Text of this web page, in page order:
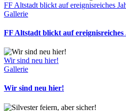
FF Altstadt blickt auf ereignisreiches
Gallerie
FF Altstadt blickt auf
Wir sind neu hier!
Gallerie
Wir sind neu hier!